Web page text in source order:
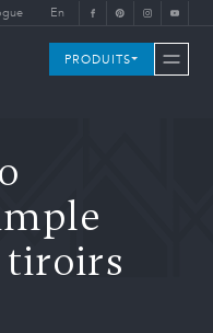
En
PRODUITS
tiroirs